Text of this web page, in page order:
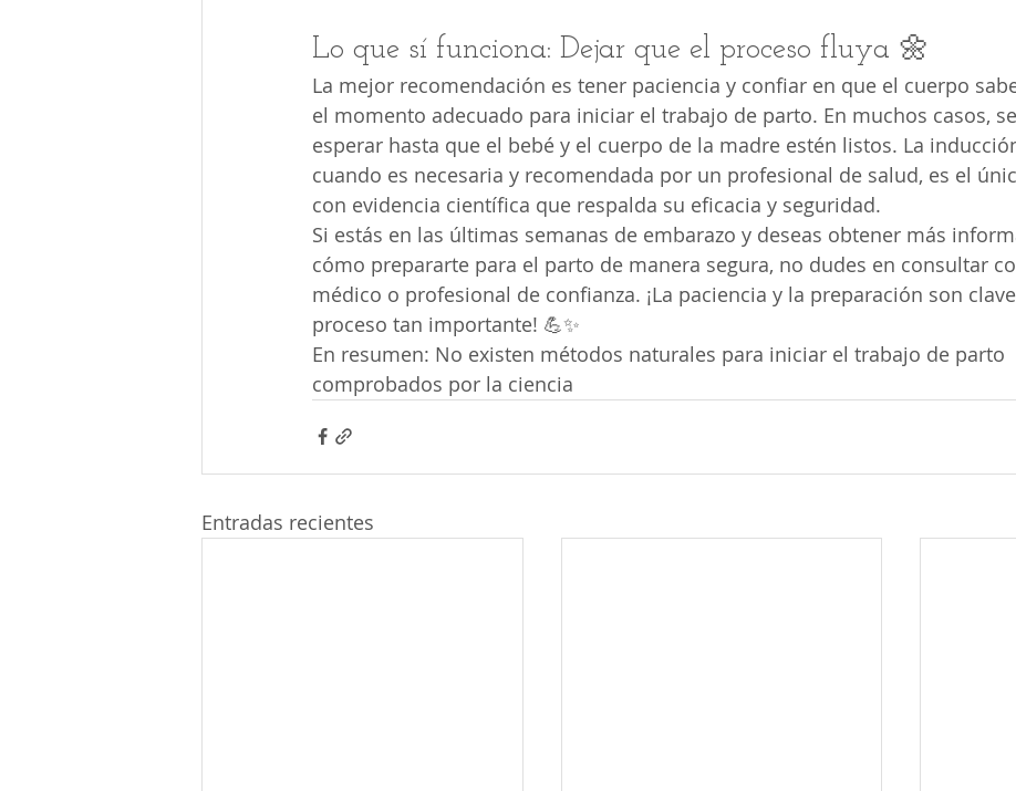
Lo que sí funciona: Dejar que el proceso fluya 🌼
La mejor recomendación es tener paciencia y confiar en que el cuerpo
el momento adecuado para iniciar el trabajo de parto. En muchos casos,
esperar hasta que el bebé y el cuerpo de la madre estén listos. La
cuando es necesaria y recomendada por un profesional de salud, es el
con evidencia científica que respalda su eficacia y seguridad.
Si estás en las últimas semanas de embarazo y deseas obtener más
cómo prepararte para el parto de manera segura, no dudes en consultar
médico o profesional de confianza. ¡La paciencia y la preparación son
proceso tan importante! 💪✨
En resumen: No existen métodos naturales para iniciar el trabajo de parto
comprobados por la ciencia
Entradas recientes